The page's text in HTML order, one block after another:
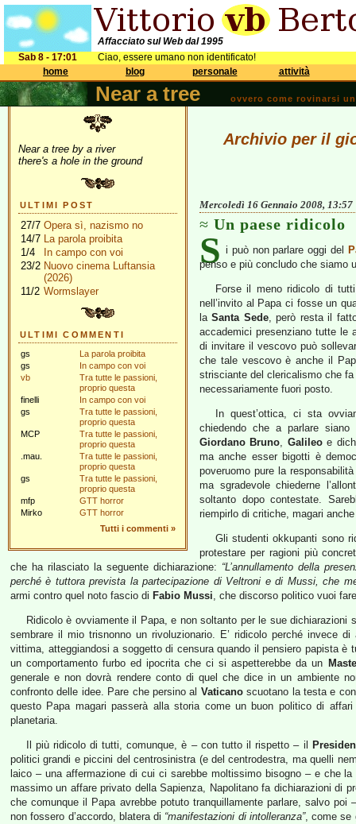
Affacciato sul Web dal 1995
Sab 8 - 17:01
Ciao, essere umano non identificato!
home
blog personale attività
Near a tree ovvero come rovinarsi
Near a tree by a river
there's a hole in the ground
ULTIMI POST
27/7 Opera sì, nazismo no
14/7 La parola proibita
1/4
In campo con voi
23/2 Nuovo cinema Luftansia
(2026)
11/2 Wormslayer
ULTIMI COMMENTI
gs
La parola proibita
gs
In campo con voi
vb
Tra tutte le passioni,
proprio questa
finelli
In campo con voi
gs
Tra tutte le passioni,
proprio questa
MCP
Tra tutte le passioni,
proprio questa
.mau.
Tra tutte le passioni,
proprio questa
gs
Tra tutte le passioni,
proprio questa
mfp
GTT horror
Mirko
GTT horror
Tutti i commenti »
Archivio per il
Mercoledì 16 Gennaio 2008, 13:57
Un paese ridicolo
S i può non parlare oggi del
penso e più concludo che siamo
Forse il meno ridicolo di
nell’invito al Papa ci fosse un
laSanta Sede, però resta il
accademici presenziano tutte le
di invitare il vescovo può
che tale vescovo è anche il
strisciante del clericalismo che
necessariamente fuori posto.
In quest’ottica, ci sta
chiedendo che a parlare
Giordano Bruno, Galileoe
ma anche esser bigotti è
poveruomo pure la
ma sgradevole chiederne
soltanto dopo contestate.
riempirlo di critiche, magari
Gli studenti okkupanti sono
protestare per ragioni più
che ha rilasciato la seguente dichiarazione: “L’annullamento della
perché è tuttora prevista la partecipazione di Veltroni e di Mussi, che
armi contro quel noto fascio di Fabio Mussi, che discorso politico vuoi
Ridicolo è ovviamente il Papa, e non soltanto per le sue dichiarazioni
sembrare il mio trisnonno un rivoluzionario. E’ ridicolo perché invece
vittima, atteggiandosi a soggetto di censura quando il pensiero papista
un comportamento furbo ed ipocrita che ci si aspetterebbe da un
generale e non dovrà rendere conto di quel che dice in un ambiente
confronto delle idee. Pare che persino al Vaticanoscuotano la testa e
questo Papa magari passerà alla storia come un buon politico di
planetaria.
Il più ridicolo di tutti, comunque, è – con tutto il rispetto – il
politici grandi e piccini del centrosinistra (e del centrodestra, ma quelli
laico – una affermazione di cui ci sarebbe moltissimo bisogno – e che
massimo un affare privato della Sapienza, Napolitano fa dichiarazioni di
che comunque il Papa avrebbe potuto tranquillamente parlare, salvo
non fossero d’accordo, blatera di “manifestazioni di intolleranza”, come se